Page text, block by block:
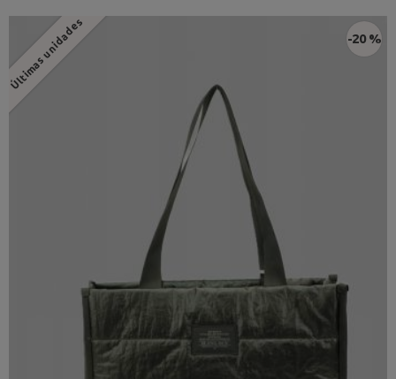
Últimas unidades -20 %